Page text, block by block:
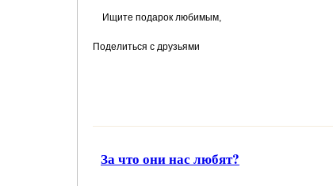
Ищите подарок любимым
Поделиться с друзьями
За что они нас любят?